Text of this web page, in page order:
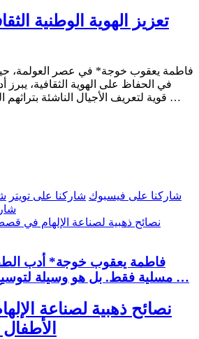
تعزيز الهوية الوطنية
فاطمة يعقوب خوجة* في عصر العولمة، حيث
في الحفاظ على الهوية الثقافية،
قوية لتعريف الأجيال الناشئة بتراثهم الثقافي، وقيمهم الأ …
شاركنا على فيسبوك شاركنا على تويتر
فاطمة يعقوب خوجة* أدب
مسلية فقط. بل هو وسيلة لتوسيع آفاق الأطفال …
نصائح ذهبية لصناعة